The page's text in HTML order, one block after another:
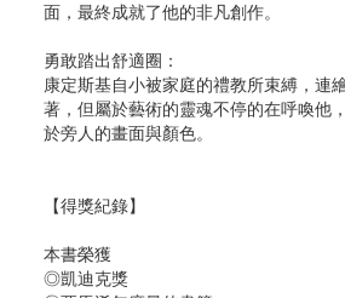
面，最終成就了他的非凡創作。
勇敢踏出舒適圈：
康定斯基自小被家庭的禮教所束縛，連
著，但屬於藝術的靈魂不停的在呼喚他
於旁人的畫面與顏色。
【得獎紀錄】
本書榮獲
◎凱迪克獎